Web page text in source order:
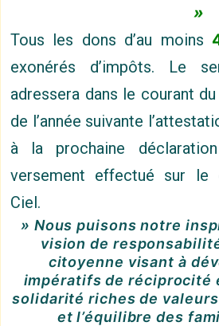
»
Tous les dons d’au moins
exonérés d’impôts. Le
adressera dans le courant
de l’année suivante
à la prochaine
versement effectué sur le
Ciel.
» Nous puisons notre
vision de
citoyenne visant à
impératifs de réciprocité
solidarité riches de
et l’équilibre des